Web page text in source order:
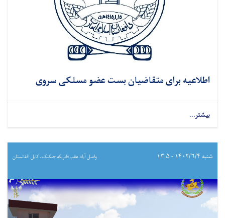
اطلاعیه برای متقاضیان بست عضو مسلکی سروی
بیشتر...
شنبه ۱۴۰۲/۶/۴ - ۱۳:۵ واصل آباد عقب فابریکه جنکلک ـ کابل افغانستان